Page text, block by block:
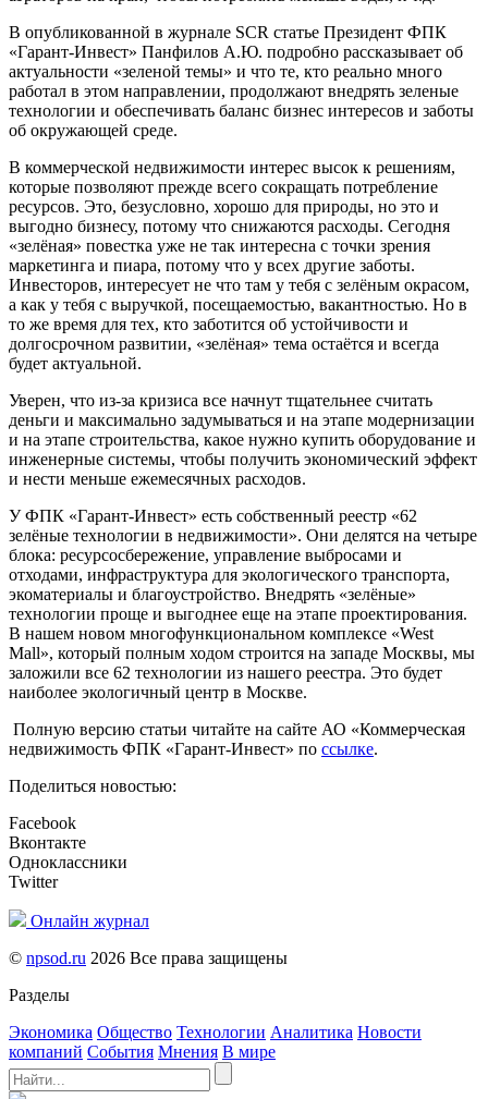
В опубликованной в журнале SCR статье Президент ФПК
«Гарант-Инвест» Панфилов А.Ю. подробно рассказывает об
актуальности «зеленой темы» и что те, кто реально много
работал в этом направлении, продолжают внедрять зеленые
технологии и обеспечивать баланс бизнес интересов и заботы
об окружающей среде.
В коммерческой недвижимости интерес высок к решениям,
которые позволяют прежде всего сокращать потребление
ресурсов. Это, безусловно, хорошо для природы, но это и
выгодно бизнесу, потому что снижаются расходы. Сегодня
«зелёная» повестка уже не так интересна с точки зрения
маркетинга и пиара, потому что у всех другие заботы.
Инвесторов, интересует не что там у тебя с зелёным окрасом,
а как у тебя с выручкой, посещаемостью, вакантностью. Но в
то же время для тех, кто заботится об устойчивости и
долгосрочном развитии, «зелёная» тема остаётся и всегда
будет актуальной.
Уверен, что из-за кризиса все начнут тщательнее считать
деньги и максимально задумываться и на этапе модернизации
и на этапе строительства, какое нужно купить оборудование и
инженерные системы, чтобы получить экономический эффект
и нести меньше ежемесячных расходов.
У ФПК «Гарант-Инвест» есть собственный реестр «62
зелёные технологии в недвижимости». Они делятся на четыре
блока: ресурсосбережение, управление выбросами и
отходами, инфраструктура для экологического транспорта,
экоматериалы и благоустройство. Внедрять «зелёные»
технологии проще и выгоднее еще на этапе проектирования.
В нашем новом многофункциональном комплексе «West
Mall», который полным ходом строится на западе Москвы, мы
заложили все 62 технологии из нашего реестра. Это будет
наиболее экологичный центр в Москве.
Полную версию статьи читайте на сайте АО «Коммерческая
недвижимость ФПК «Гарант-Инвест» по ссылке.
Поделиться новостью:
Facebook
Вконтакте
Одноклассники
Twitter
Онлайн журнал
© npsod.ru 2026 Все права защищены
Разделы
Экономика Общество Технологии Аналитика Новости
компаний События Мнения В мире